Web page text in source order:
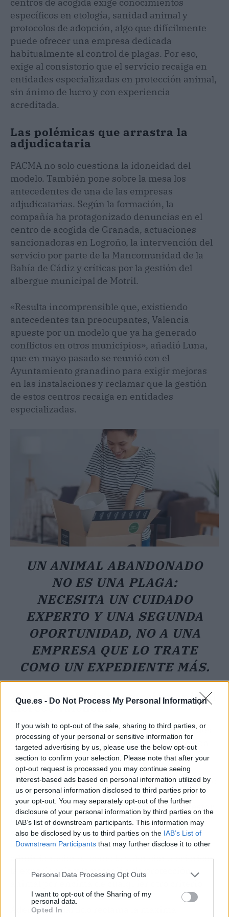
Que.es - Do Not Process My Personal Information
If you wish to opt-out of the sale, sharing to third parties, or
processing of your personal or sensitive information for
targeted advertising by us, please use the below opt-out
section to confirm your selection. Please note that after your
opt-out request is processed you may continue seeing
interest-based ads based on personal information utilized by
us or personal information disclosed to third parties prior to
your opt-out. You may separately opt-out of the further
disclosure of your personal information by third parties on the
IAB’s list of downstream participants. This information may
also be disclosed by us to third parties on the IAB’s List of
Downstream Participants that may further disclose it to other
Personal Data Processing Opt Outs
I want to opt-out of the Sharing of my
personal data.
Opted In
específicos en etología, sanidad animal y
protocolos de adopción, algo que difícilmente
puede ofrecer una empresa dedicada
habitualmente al control de plagas. Por eso,
exige al consistorio que el servicio recaiga en
entidades especializadas en protección animal,
sin ánimo de lucro y con experiencia
acreditada.
Las polémicas que arrastra la
adjudicataria
PACMA no solo cuestiona la idoneidad del
modelo. También pone sobre la mesa los
antecedentes de una de las empresas
adjudicatarias. Según la formación, la
compañía ha protagonizado denuncias en el
centro de acogida de Granada, actuaciones
sancionadoras en Logroño, la intervención del
servicio por parte de la Mancomunidad de la
Bahía de Cádiz y críticas por la gestión del
albergue municipal de Motril.
«Resulta incomprensible que, existiendo
antecedentes tan preocupantes, Valencia
apueste por un modelo que ya ha generado
conflictos en otros municipios», añadió Luna,
que en mayo pasado se reunió con el
Ayuntamiento granadino para exigir mejoras
en las instalaciones y reclamar que la gestión
de estos centros recaiga en entidades
especializadas.
UN ANIMAL ABANDONADO
NO ES UNA PLAGA:
NECESITA UN CUIDADO
EXPERTO Y UNA SEGUNDA
OPORTUNIDAD, NO A UNA
EMPRESA QUE LO TRATE
COMO UN EXPEDIENTE MÁS.
¿Qué modelo de protección animal
merece Valencia?
La polémica no es nueva. En muchas ciudades
españolas, los servicios de recogida y acogida
de animales han ido profesionalizándose,
dando paso a protectoras con décadas de
trayectoria que conocen de cerca el sufrimiento
animal.Cuando el servicio se adjudica por
criterios puramente económicos, el bienestar
de los animales corre el riesgo de quedar en
segundo plano. Así lo recuerda PACMA, que
insiste en la necesidad de que
administraciones como la valenciana prioricen
la experiencia y la vocación de protección
Además, el partido reclama la máxima